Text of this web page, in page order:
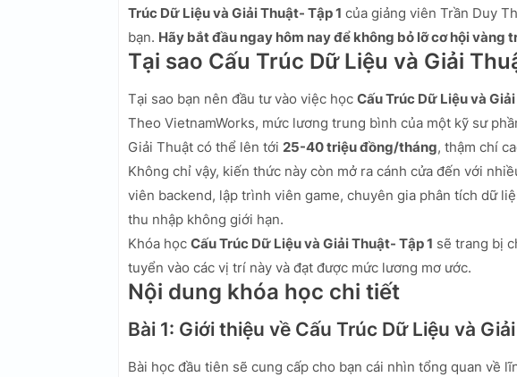
Trúc Dữ Liệu và Giải Thuật- Tập 1 của giảng viên Trần Duy
bạn. Hãy bắt đầu ngay hôm nay để không bỏ lỡ cơ hội vàng
Tại sao Cấu Trúc Dữ Liệu và Giải
Tại sao bạn nên đầu tư vào việc học Cấu Trúc Dữ Liệu và
Theo VietnamWorks, mức lương trung bình của một kỹ sư
Giải Thuật có thể lên tới 25-40 triệu đồng/tháng, thậm chí
Không chỉ vậy, kiến thức này còn mở ra cánh cửa đến với
viên backend, lập trình viên game, chuyên gia phân tích dữ
thu nhập không giới hạn.
Khóa học Cấu Trúc Dữ Liệu và Giải Thuật- Tập 1 sẽ trang bị
tuyển vào các vị trí này và đạt được mức lương mơ ước.
Nội dung khóa học chi tiết
Bài 1: Giới thiệu về Cấu Trúc Dữ Liệu và
Bài học đầu tiên sẽ cung cấp cho bạn cái nhìn tổng quan về